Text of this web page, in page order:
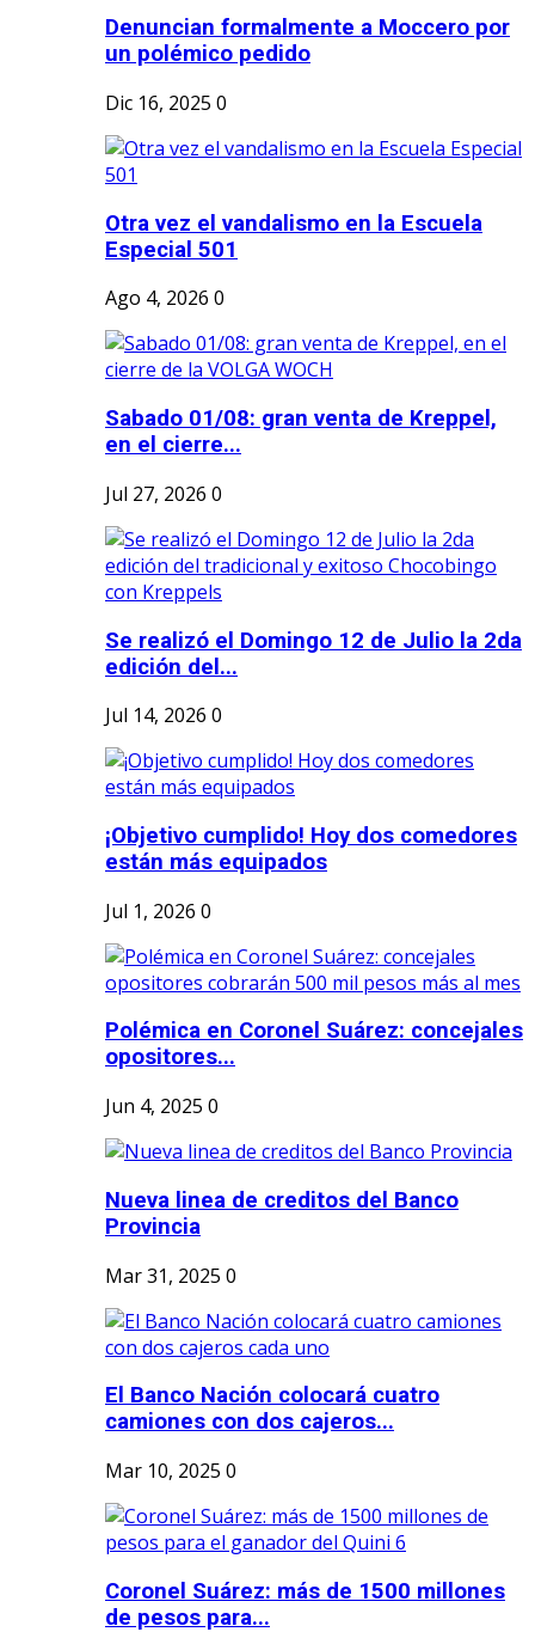
Denuncian formalmente a Moccero por
un polémico pedido
Dic 16, 2025 0
Otra vez el vandalismo en la Escuela
Especial 501
Ago 4, 2026 0
Sabado 01/08: gran venta de Kreppel,
en el cierre...
Jul 27, 2026 0
Se realizó el Domingo 12 de Julio la 2da
edición del...
Jul 14, 2026 0
¡Objetivo cumplido! Hoy dos comedores
están más equipados
Jul 1, 2026 0
Polémica en Coronel Suárez: concejales
opositores...
Jun 4, 2025 0
Nueva linea de creditos del Banco
Provincia
Mar 31, 2025 0
El Banco Nación colocará cuatro
camiones con dos cajeros...
Mar 10, 2025 0
Coronel Suárez: más de 1500 millones
de pesos para...